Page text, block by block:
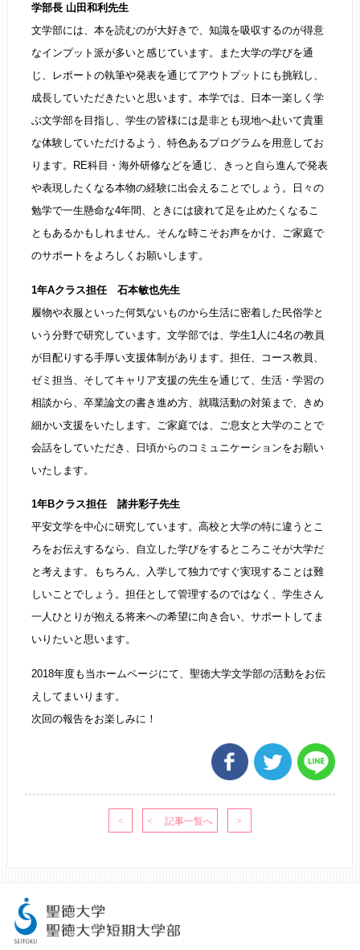
学部長 山田和利先生
文学部には、本を読むのが大好きで、知識を吸収するのが得意
なインプット派が多いと感じています。また大学の学びを通
じ、レポートの執筆や発表を通じてアウトプットにも挑戦し、
成長していただきたいと思います。本学では、日本一楽しく学
ぶ文学部を目指し、学生の皆様には是非とも現地へ赴いて貴重
な体験していただけるよう、特色あるプログラムを用意してお
ります。RE科目・海外研修などを通じ、きっと自ら進んで発表
や表現したくなる本物の経験に出会えることでしょう。日々の
勉学で一生懸命な4年間、ときには疲れて足を止めたくなるこ
ともあるかもしれません。そんな時こそお声をかけ、ご家庭で
のサポートをよろしくお願いします。
1年Aクラス担任 石本敏也先生
履物や衣服といった何気ないものから生活に密着した民俗学と
いう分野で研究しています。文学部では、学生1人に4名の教員
が目配りする手厚い支援体制があります。担任、コース教員、
ゼミ担当、そしてキャリア支援の先生を通じて、生活・学習の
相談から、卒業論文の書き進め方、就職活動の対策まで、きめ
細かい支援をいたします。ご家庭では、ご息女と大学のことで
会話をしていただき、日頃からのコミュニケーションをお願い
いたします。
1年Bクラス担任 諸井彩子先生
平安文学を中心に研究しています。高校と大学の特に違うとこ
ろをお伝えするなら、自立した学びをするところこそが大学だ
と考えます。もちろん、入学して独力ですぐ実現することは難
しいことでしょう。担任として管理するのではなく、学生さん
一人ひとりが抱える将来への希望に向き合い、サポートしてま
いりたいと思います。
2018年度も当ホームページにて、聖徳大学文学部の活動をお伝
えしてまいります。
次回の報告をお楽しみに！